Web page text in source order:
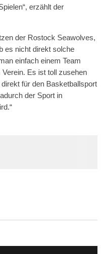
erzählt der
der Rostock Seawolves,
es nicht direkt solche
einfach einem Team
Es ist toll zusehen
für den Basketballsport
der Sport in